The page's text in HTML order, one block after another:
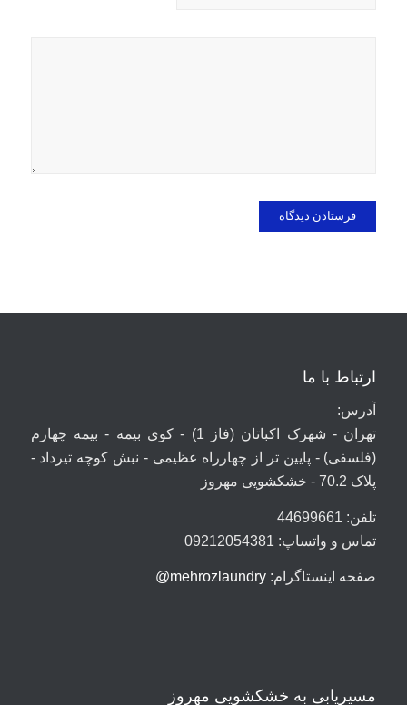
ارتباط با ما
آدرس:
تهران - شهرک اکباتان (فاز 1) - کوی بیمه - بیمه چهارم
(فلسفی) - پایین تر از چهارراه عظیمی - نبش کوچه تیرداد -
پلاک 70.2 - خشکشویی مهروز
تلفن: 44699661
تماس و واتساپ: 09212054381
صفحه اینستاگرام: mehrozlaundry@
مسیریابی به خشکشویی مهروز